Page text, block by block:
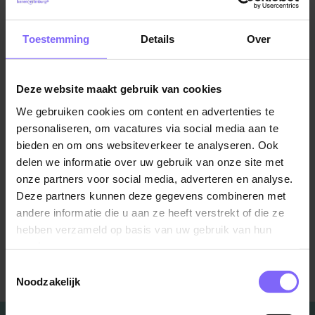
Toestemming Details Over
Deze website maakt gebruik van cookies
We gebruiken cookies om content en advertenties te
personaliseren, om vacatures via social media aan te
bieden en om ons websiteverkeer te analyseren. Ook
delen we informatie over uw gebruik van onze site met
onze partners voor social media, adverteren en analyse.
Deze partners kunnen deze gegevens combineren met
andere informatie die u aan ze heeft verstrekt of die ze
hebben verzameld op basis van uw gebruik van hun
Noodzakelijk
ChatGPT en andere vormen van AI lijken de toekomst
bedrijven gemakkelijker maken om toptalent te
identificeren en te bereiken. Maar er kan worden
hulpmiddel is, niet in staat is om de rol van recruiters
volledig over te nemen. Bij het nemen van de
uiteindelijke beslissingen blijft het menselijke aspect
noodzakelijk.
Bron: Recruiter.com, Topprofile.nl